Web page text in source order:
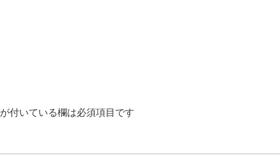
が付いている欄は必須項目です